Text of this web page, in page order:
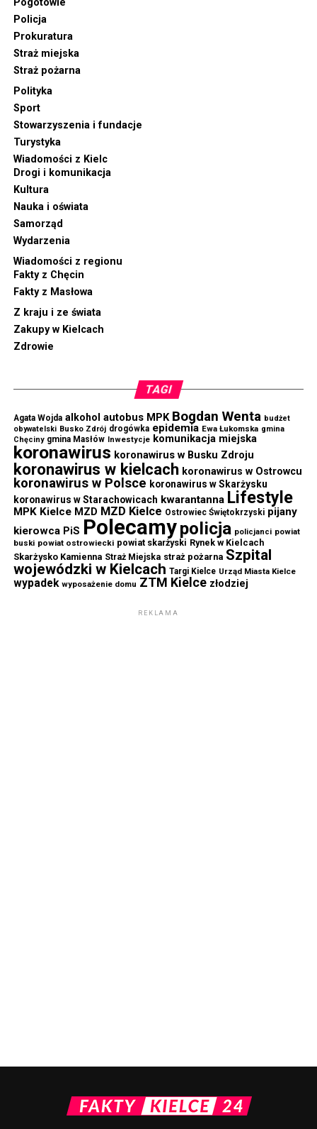
Policja
Prokuratura
Straż miejska
Straż pożarna
Polityka
Sport
Stowarzyszenia i fundacje
Turystyka
Wiadomości z Kielc
Drogi i komunikacja
Kultura
Nauka i oświata
Samorząd
Wydarzenia
Wiadomości z regionu
Fakty z Chęcin
Fakty z Masłowa
Z kraju i ze świata
Zakupy w Kielcach
Zdrowie
TAGI
Agata Wojda alkohol autobus MPK Bogdan Wenta budżet
obywatelski Busko Zdrój drogówka epidemia Ewa Łukomska gmina
Chęciny gmina Masłów Inwestycje komunikacja miejska
koronawirus koronawirus w Busku Zdroju
koronawirus w kielcach koronawirus w Ostrowcu
koronawirus w Polsce koronawirus w Skarżysku
koronawirus w Starachowicach kwarantanna Lifestyle
MPK Kielce MZD MZD Kielce Ostrowiec Świętokrzyski pijany
kierowca PiS Polecamypolicja policjanci powiat
buski powiat ostrowiecki powiat skarżyski Rynek w Kielcach
Skarżysko Kamienna Straż Miejska straż pożarna Szpital
wojewódzki w Kielcach Targi Kielce Urząd Miasta Kielce
wypadek wyposażenie domu ZTM Kielce złodziej
REKLAMA